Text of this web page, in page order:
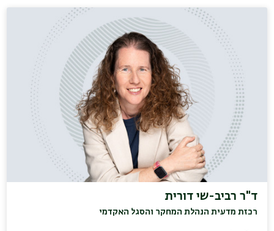
ד"ר רביב-שי דורית
רכזת מדעית הנהלת המחקר והסגל האקדמי